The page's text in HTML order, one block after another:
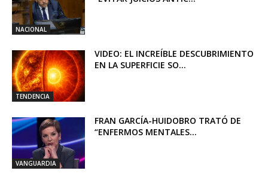
NACIONAL
TENDENCIA
VIDEO: EL INCREÍBLE DESCUBRIMIENTO
EN LA SUPERFICIE SO...
VANGUARDIA
FRAN GARCÍA-HUIDOBRO TRATÓ DE
“ENFERMOS MENTALES...